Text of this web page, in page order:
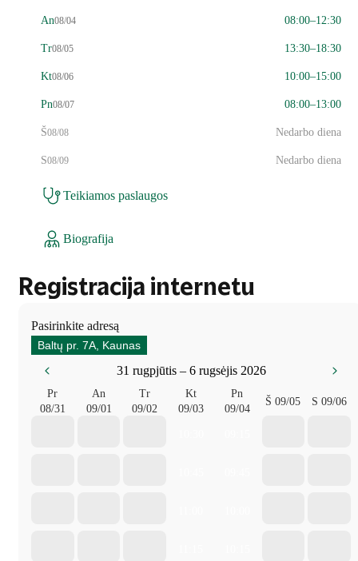
An08/04 08:00–12:30
Tr08/05 13:30–18:30
Kt08/06 10:00–15:00
Pn08/07 08:00–13:00
Š08/08 Nedarbo diena
S08/09 Nedarbo diena
Teikiamos paslaugos
Biografija
Registracija internetu
Pasirinkite adresą
Baltų pr. 7A, Kaunas
31 rugpjūtis – 6 rugsėjis 2026
Pr
08/31
An
09/01
Tr
09/02
Kt
09/03
Pn
09/04
Š 09/05 S 09/06